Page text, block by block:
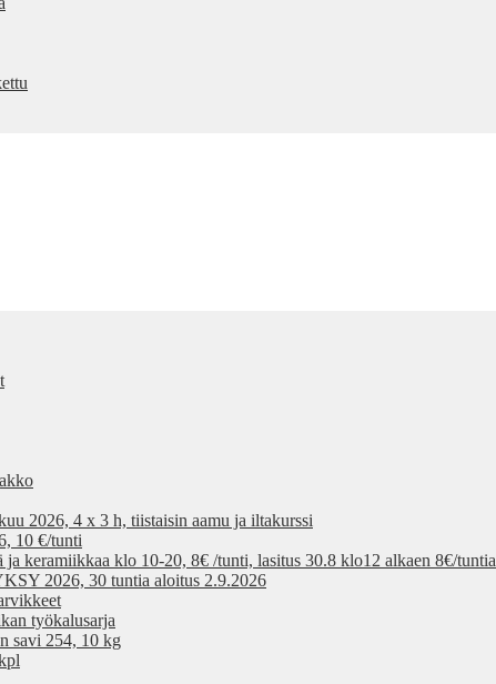
2026, 4 x 3 h, tiistaisin aamu ja iltakurssi
10 €/tunti
keramiikkaa klo 10-20, 8€ /tunti, lasitus 30.8 klo12 alkaen 8€/tuntia
2026, 30 tuntia aloitus 2.9.2026
työkalusarja
savi 254, 10 kg